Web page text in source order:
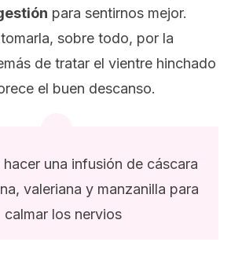
para sentirnos mejor.
sobre todo, por la
de tratar el vientre hinchado
el buen descanso.
hacer una infusión de cáscara
valeriana y manzanilla para
calmar los nervios